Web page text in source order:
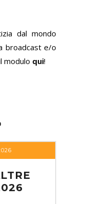
dal mondo
broadcast e/o
modulo qui!